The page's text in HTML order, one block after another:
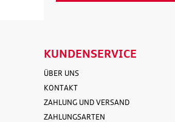
KUNDENSERVICE
ÜBER UNS
KONTAKT
ZAHLUNG UND VERSAND
ZAHLUNGSARTEN